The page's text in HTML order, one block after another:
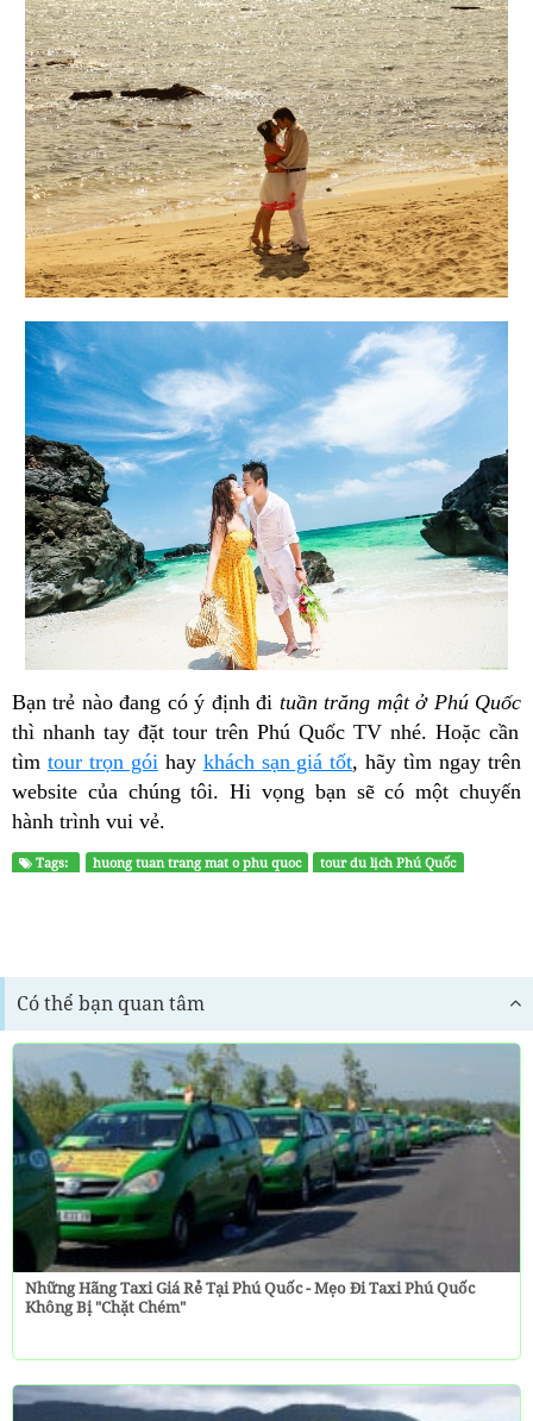
Bạn trẻ nào đang có ý định đi tuần trăng mật ở Phú Quốc
thì nhanh tay đặt tour trên Phú Quốc TV nhé. Hoặc cần
tìm tour trọn gói hay khách sạn giá tốt, hãy tìm ngay trên
website của chúng tôi. Hi vọng bạn sẽ có một chuyến
hành trình vui vẻ.
Tags: huong tuan trang mat o phu quoc tour du lịch Phú Quốc
Có thể bạn quan tâm
Những Hãng Taxi Giá Rẻ Tại Phú Quốc - Mẹo Đi Taxi Phú Quốc
Không Bị "chặt Chém"